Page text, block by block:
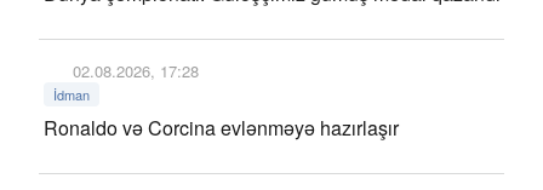
02.08.2026, 17:28
İdman
Ronaldo və Corcina evlənməyə hazırlaşır